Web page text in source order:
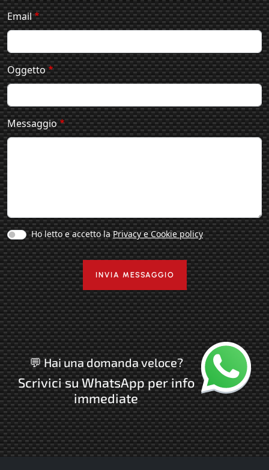
Email
Oggetto
Messaggio
privacy
Ho letto e accetto laPrivacy e Cookie policy
INVIA MESSAGGIO
💬 Hai una domanda veloce?
Scrivici su WhatsApp per info
immediate
Chatta con